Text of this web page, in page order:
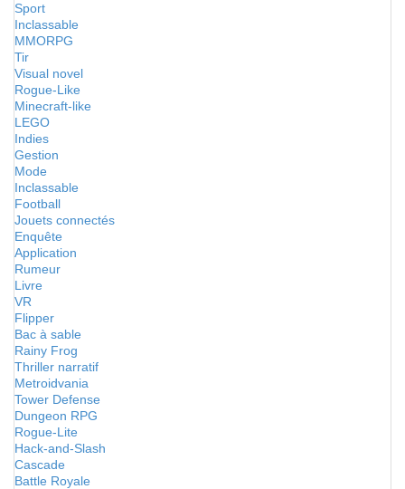
Sport
Inclassable
MMORPG
Tir
Visual novel
Rogue-Like
Minecraft-like
LEGO
Indies
Gestion
Mode
Inclassable
Football
Jouets connectés
Enquête
Application
Rumeur
Livre
VR
Flipper
Bac à sable
Rainy Frog
Thriller narratif
Metroidvania
Tower Defense
Dungeon RPG
Rogue-Lite
Hack-and-Slash
Cascade
Battle Royale